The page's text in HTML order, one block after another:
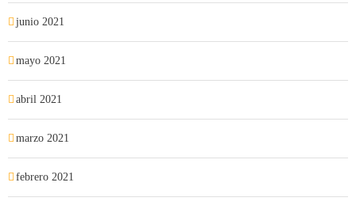
junio 2021
mayo 2021
abril 2021
marzo 2021
febrero 2021